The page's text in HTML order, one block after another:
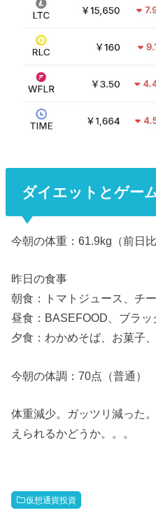
ダイエットとゲー
今朝の体重：61.9kg（前日比
昨日の食事
朝食：トマトジュース、チ
昼食：BASEFOOD、ブラッ
夕食：わかめそば、お菓子
今朝の体調：70点（普通）
体重減少。ガッツリ減った
えられるかどうか。。。
仮想通貨投資